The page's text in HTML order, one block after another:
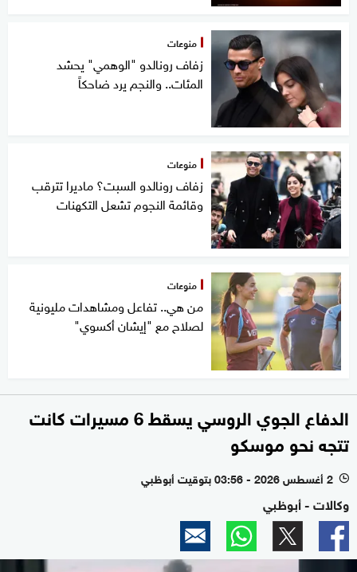
منوعات
زفاف رونالدو "الوهمي" يحشد
المئات.. والنجم يرد ضاحكاً
منوعات
زفاف رونالدو السبت؟ ماديرا تترقب
وقائمة النجوم تشعل التكهنات
منوعات
من هي.. تفاعل ومشاهدات مليونية
لصلاح مع "إيشان أكسوي"
الدفاع الجوي الروسي يسقط 6 مسيرات كانت
تتجه نحو موسكو
l 2 أغسطس 2026 - 03:56 بتوقيت أبوظبي
وكالات - أبوظبي